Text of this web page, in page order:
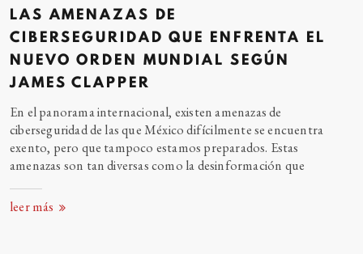
LAS AMENAZAS DE
CIBERSEGURIDAD QUE ENFRENTA EL
NUEVO ORDEN MUNDIAL SEGÚN
JAMES CLAPPER
En el panorama internacional, existen amenazas de
ciberseguridad de las que México difícilmente se encuentra
exento, pero que tampoco estamos preparados. Estas
amenazas son tan diversas como la desinformación que
leer más